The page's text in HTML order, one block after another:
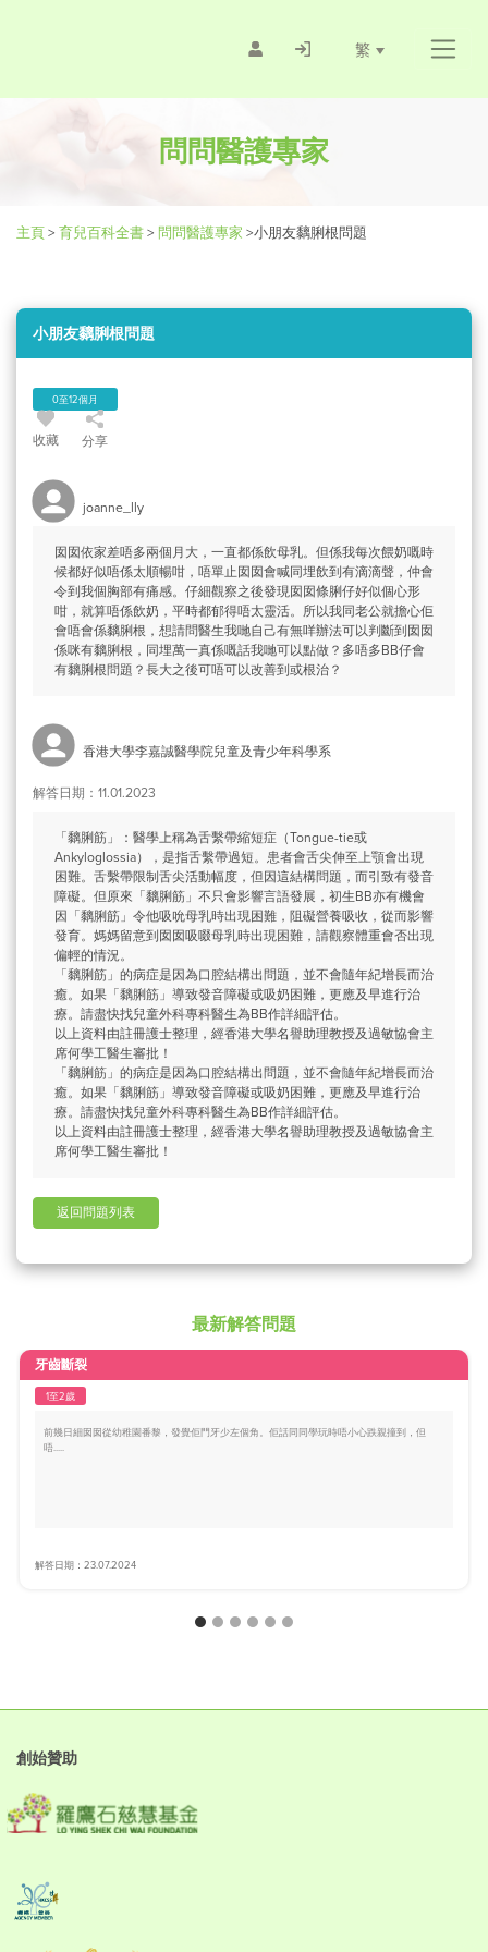
繁
問問醫護專家
主頁> 育兒百科全書> 問問醫護專家 >小朋友黐脷根問題
小朋友黐脷根問題
0至12個月
收藏 分享
joanne_lly
囡囡依家差唔多兩個月大，一直都係飲母乳。但係我每次餵奶嘅時
候都好似唔係太順暢咁，唔單止囡囡會喊同埋飲到有滴滴聲，仲會
令到我個胸部有痛感。仔細觀察之後發現囡囡條脷仔好似個心形
咁，就算唔係飲奶，平時都郁得唔太靈活。所以我同老公就擔心佢
會唔會係黐脷根，想請問醫生我哋自己有無咩辦法可以判斷到囡囡
係咪有黐脷根，同埋萬一真係嘅話我哋可以點做？多唔多BB仔會
有黐脷根問題？長大之後可唔可以改善到或根治？
香港大學李嘉誠醫學院兒童及青少年科學系
解答日期：11.01.2023
「黐脷筋」：醫學上稱為舌繫帶縮短症（Tongue-tie或
Ankyloglossia），是指舌繫帶過短。患者會舌尖伸至上顎會出現
困難。舌繫帶限制舌尖活動幅度，但因這結構問題，而引致有發音
障礙。但原來「黐脷筋」不只會影響言語發展，初生BB亦有機會
因「黐脷筋」令他吸吮母乳時出現困難，阻礙營養吸收，從而影響
發育。媽媽留意到囡囡吸啜母乳時出現困難，請觀察體重會否出現
偏輕的情況。
「黐脷筋」的病症是因為口腔結構出問題，並不會隨年紀增長而治
癒。如果「黐脷筋」導致發音障礙或吸奶困難，更應及早進行治
療。請盡快找兒童外科專科醫生為BB作詳細評估。
以上資料由註冊護士整理，經香港大學名譽助理教授及過敏協會主
席何學工醫生審批！
「黐脷筋」的病症是因為口腔結構出問題，並不會隨年紀增長而治
癒。如果「黐脷筋」導致發音障礙或吸奶困難，更應及早進行治
療。請盡快找兒童外科專科醫生為BB作詳細評估。
以上資料由註冊護士整理，經香港大學名譽助理教授及過敏協會主
席何學工醫生審批！
返回問題列表
最新解答問題
牙齒斷裂
1至2歲
前幾日細囡囡從幼稚園番黎，發覺佢門牙少左個角。佢話同同學玩時唔小心跌親撞到，但
唔.....
解答日期：23.07.2024
創始贊助